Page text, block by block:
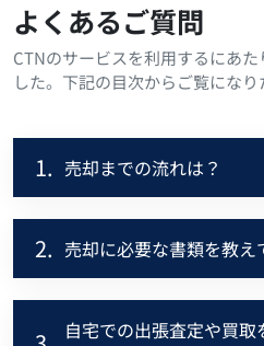
よくあるご質問
CTNのサービスを利用するにあ
した。下記の目次からご覧になり
1. 売却までの流れは？
2. 売却に必要な書類を教え
自宅での出張査定や買